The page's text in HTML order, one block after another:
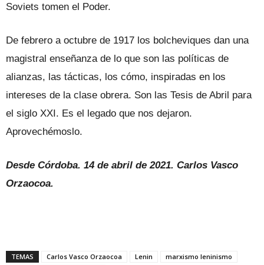
Soviets tomen el Poder.
De febrero a octubre de 1917 los bolcheviques dan una
magistral enseñanza de lo que son las políticas de
alianzas, las tácticas, los cómo, inspiradas en los
intereses de la clase obrera. Son las Tesis de Abril para
el siglo XXI. Es el legado que nos dejaron.
Aprovechémoslo.
Desde Córdoba. 14 de abril de 2021. Carlos Vasco
Orzaocoa.
TEMAS Carlos Vasco Orzaocoa Lenin
marxismo leninismo